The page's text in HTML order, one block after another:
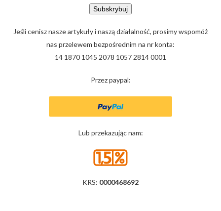
Jeśli cenisz nasze artykuły i naszą działalność, prosimy wspomóż
nas przelewem bezpośrednim na nr konta:
14 1870 1045 2078 1057 2814 0001
Przez paypal:
Lub przekazując nam:
KRS: 0000468692